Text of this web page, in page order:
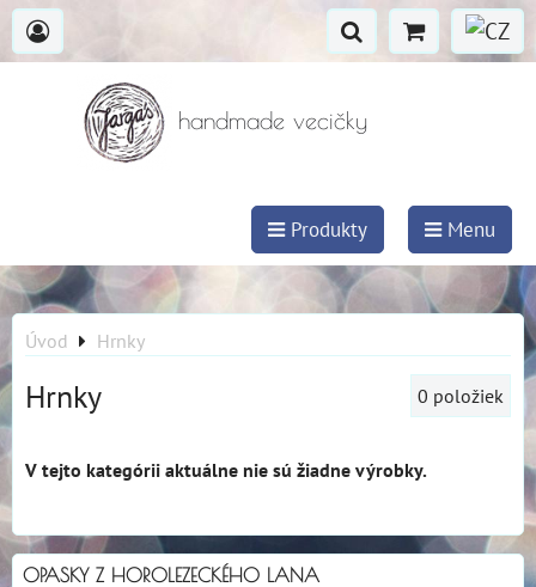
handmade vecičky
Produkty Menu
Úvod Hrnky
Hrnky 0 položiek
OPASKY Z HOROLEZECKÉHO LANA